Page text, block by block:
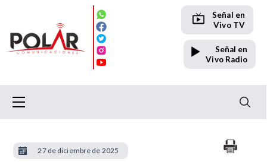
Señal en
Vivo TV
Señal en
Vivo Radio
27 de diciembre de 2025